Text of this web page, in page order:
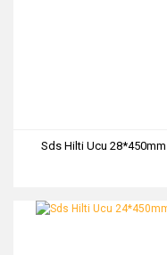
Sds Hilti Ucu 28*450mm